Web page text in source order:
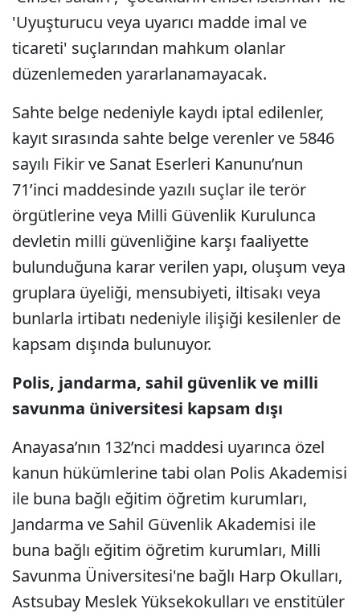
'Uyuşturucu veya uyarıcı madde imal ve
ticareti' suçlarından mahkum olanlar
düzenlemeden yararlanamayacak.
Sahte belge nedeniyle kaydı iptal edilenler,
kayıt sırasında sahte belge verenler ve 5846
sayılı Fikir ve Sanat Eserleri Kanunu’nun
71’inci maddesinde yazılı suçlar ile terör
örgütlerine veya Milli Güvenlik Kurulunca
devletin milli güvenliğine karşı faaliyette
bulunduğuna karar verilen yapı, oluşum veya
gruplara üyeliği, mensubiyeti, iltisakı veya
bunlarla irtibatı nedeniyle ilişiği kesilenler de
kapsam dışında bulunuyor.
Polis, jandarma, sahil güvenlik ve milli
savunma üniversitesi kapsam dışı
Anayasa’nın 132’nci maddesi uyarınca özel
kanun hükümlerine tabi olan Polis Akademisi
ile buna bağlı eğitim öğretim kurumları,
Jandarma ve Sahil Güvenlik Akademisi ile
buna bağlı eğitim öğretim kurumları, Milli
Savunma Üniversitesi'ne bağlı Harp Okulları,
Astsubay Meslek Yüksekokulları ve enstitüler